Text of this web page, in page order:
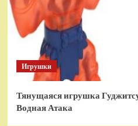
Игрушки
Тянущаяся игрушка
Водная Атака